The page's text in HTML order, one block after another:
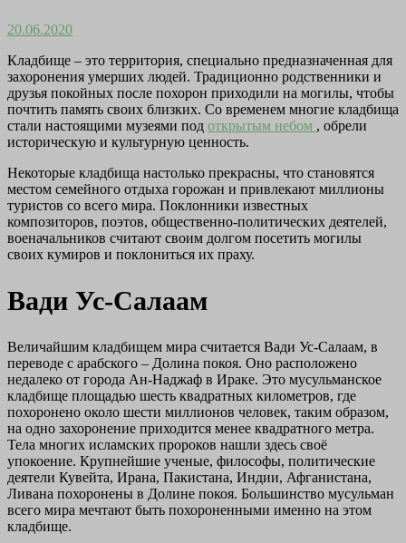
20.06.2020
Кладбище – это территория, специально предназначенная для
захоронения умерших людей. Традиционно родственники и
друзья покойных после похорон приходили на могилы, чтобы
почтить память своих близких. Со временем многие кладбища
стали настоящими музеями под открытым небом , обрели
историческую и культурную ценность.
Некоторые кладбища настолько прекрасны, что становятся
местом семейного отдыха горожан и привлекают миллионы
туристов со всего мира. Поклонники известных
композиторов, поэтов, общественно-политических деятелей,
военачальников считают своим долгом посетить могилы
своих кумиров и поклониться их праху.
Вади Ус-Салаам
Величайшим кладбищем мира считается Вади Ус-Салаам, в
переводе с арабского – Долина покоя. Оно расположено
недалеко от города Ан-Наджаф в Ираке. Это мусульманское
кладбище площадью шесть квадратных километров, где
похоронено около шести миллионов человек, таким образом,
на одно захоронение приходится менее квадратного метра.
Тела многих исламских пророков нашли здесь своё
упокоение. Крупнейшие ученые, философы, политические
деятели Кувейта, Ирана, Пакистана, Индии, Афганистана,
Ливана похоронены в Долине покоя. Большинство мусульман
всего мира мечтают быть похороненными именно на этом
кладбище.